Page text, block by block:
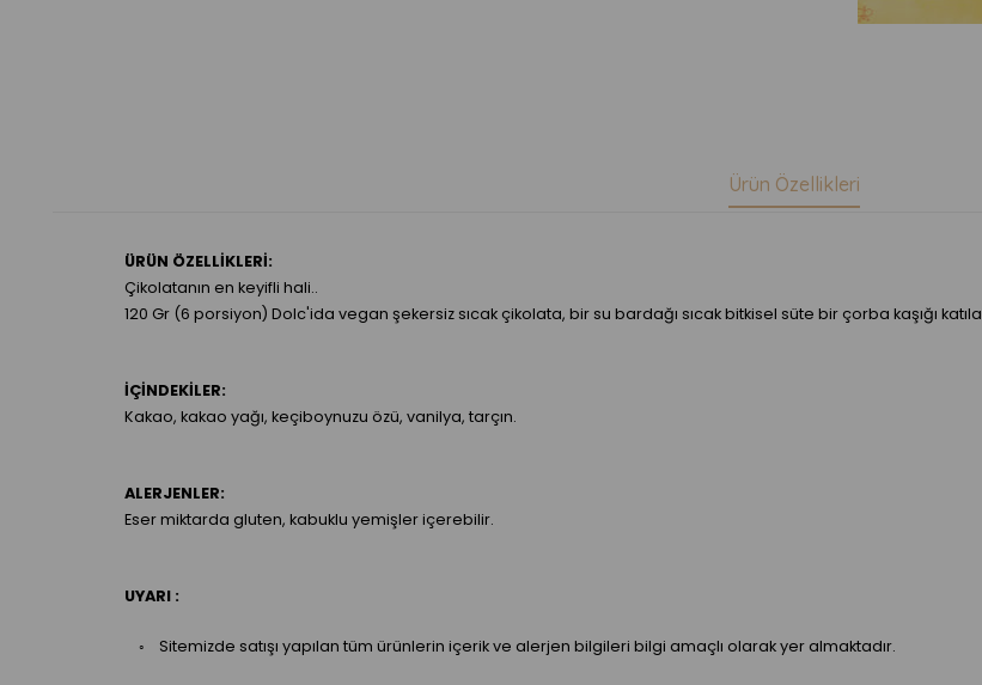
Ürün Özellikleri
ÜRÜN ÖZELLİKLERİ:
Çikolatanın en keyifli hali..
120 Gr (6 porsiyon) Dolc'ida vegan şekersiz sıcak çikolata, bir su bardağı sıcak bitkisel süte bir çorba kaşığı
İÇİNDEKİLER:
Kakao, kakao yağı, keçiboynuzu özü, vanilya, tarçın.
ALERJENLER:
Eser miktarda gluten, kabuklu yemişler içerebilir.
UYARI :
◦ Sitemizde satışı yapılan tüm ürünlerin içerik ve alerjen bilgileri bilgi amaçlı olarak yer almaktadır.